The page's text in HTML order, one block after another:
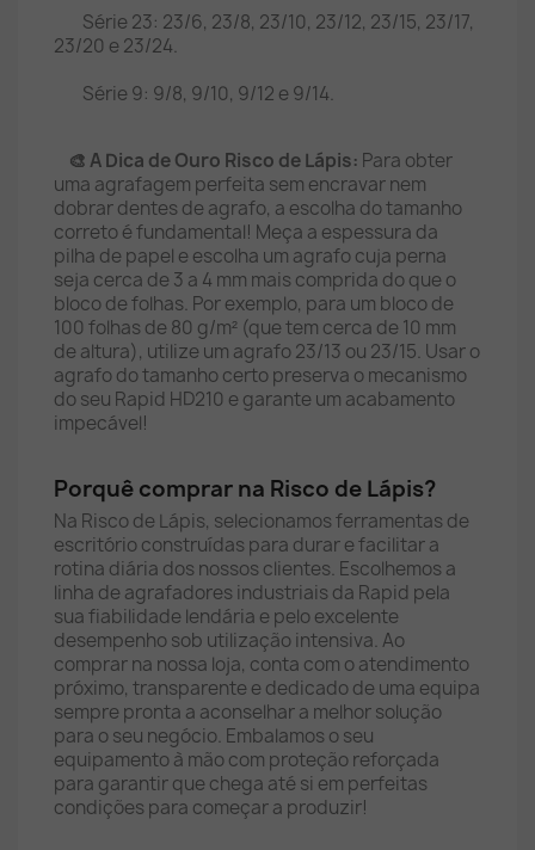
Série 23: 23/6, 23/8, 23/10, 23/12, 23/15, 23/17,
23/20 e 23/24.
Série 9: 9/8, 9/10, 9/12 e 9/14.
🎨 A Dica de Ouro Risco de Lápis: Para obter
uma agrafagem perfeita sem encravar nem
dobrar dentes de agrafo, a escolha do tamanho
correto é fundamental! Meça a espessura da
pilha de papel e escolha um agrafo cuja perna
seja cerca de 3 a 4 mm mais comprida do que o
bloco de folhas. Por exemplo, para um bloco de
100 folhas de 80 g/m² (que tem cerca de 10 mm
de altura), utilize um agrafo 23/13 ou 23/15. Usar o
agrafo do tamanho certo preserva o mecanismo
do seu Rapid HD210 e garante um acabamento
impecável!
Porquê comprar na Risco de Lápis?
Na Risco de Lápis, selecionamos ferramentas de
escritório construídas para durar e facilitar a
rotina diária dos nossos clientes. Escolhemos a
linha de agrafadores industriais da Rapid pela
sua fiabilidade lendária e pelo excelente
desempenho sob utilização intensiva. Ao
comprar na nossa loja, conta com o atendimento
próximo, transparente e dedicado de uma equipa
sempre pronta a aconselhar a melhor solução
para o seu negócio. Embalamos o seu
equipamento à mão com proteção reforçada
para garantir que chega até si em perfeitas
condições para começar a produzir!